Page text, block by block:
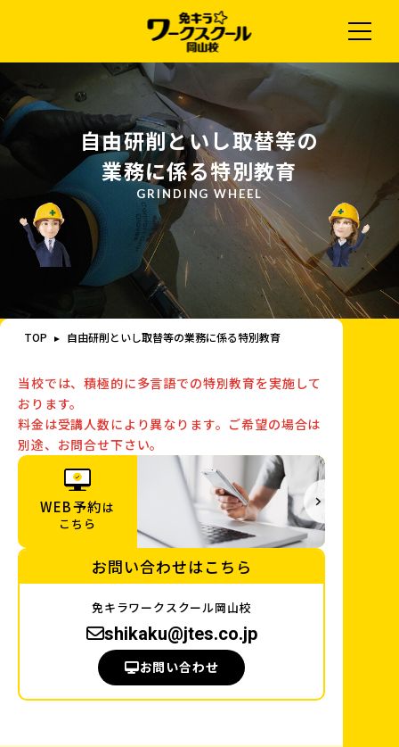
自由研削といし取替等の
業務に係る特別教育
TOP 自由研削といし取替等の業務に係る特別教育
当校では、積極的に多言語での特別教育を実施して
おります。
料金は受講人数により異なります。ご希望の場合は
別途、お問合せ下さい。
WEB予約は
こちら
お問い合わせはこちら
免キラワークスクール岡山校
shikaku@jtes.co.jp
お問い合わせ